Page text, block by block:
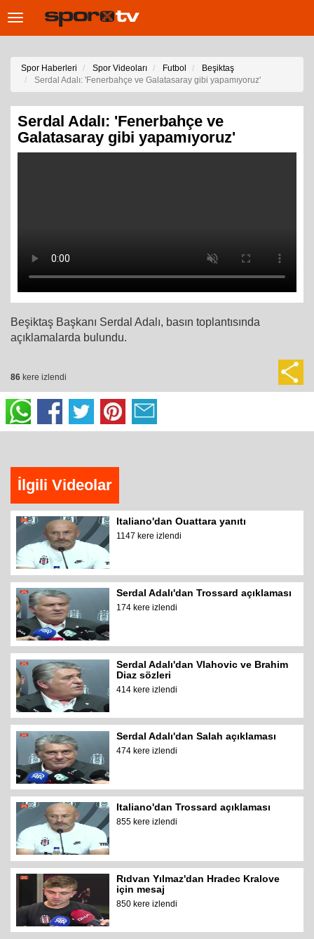
Toggle
Spor Haberleri Spor Videoları Futbol
Beşiktaş
Serdal Adalı: 'Fenerbahçe ve Galatasaray gibi yapamıyoruz'
Serdal Adalı: 'Fenerbahçe ve
Galatasaray gibi yapamıyoruz'
Beşiktaş Başkanı Serdal Adalı, basın toplantısında
açıklamalarda bulundu.
86 kere izlendi
İlgili Videolar
Italiano'dan Ouattara yanıtı
1147 kere izlendi
Serdal Adalı'dan Trossard açıklaması
174 kere izlendi
Serdal Adalı'dan Vlahovic ve Brahim
Diaz sözleri
414 kere izlendi
Serdal Adalı'dan Salah açıklaması
474 kere izlendi
Italiano'dan Trossard açıklaması
855 kere izlendi
Rıdvan Yılmaz'dan Hradec Kralove
için mesaj
850 kere izlendi